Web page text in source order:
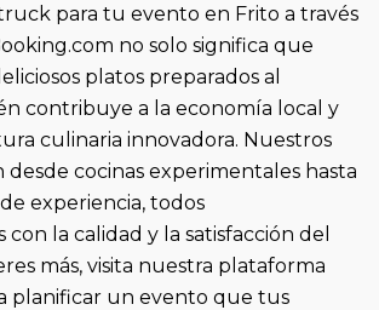
para tu evento en Frito a través
no solo significa que
platos preparados al
contribuye a la economía local y
culinaria innovadora. Nuestros
cocinas experimentales hasta
experiencia, todos
la calidad y la satisfacción del
más, visita nuestra plataforma
planificar un evento que tus